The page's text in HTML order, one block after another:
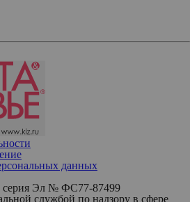
данных
серия Эл № ФС77-87499
службой по надзору в сфере